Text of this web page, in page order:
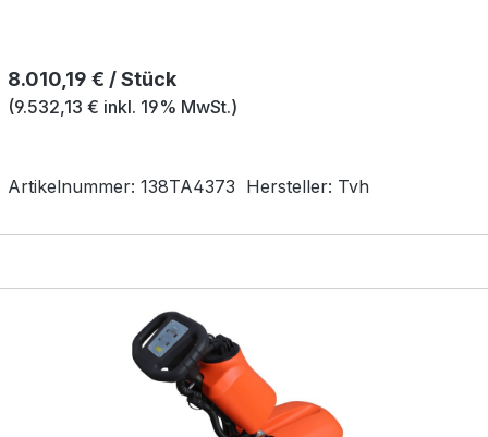
Regulärer Preis:
8.010,19 € / Stück
(9.532,13 € inkl. 19% MwSt.)
Hersteller: Tvh
Artikelnummer: 138TA4373